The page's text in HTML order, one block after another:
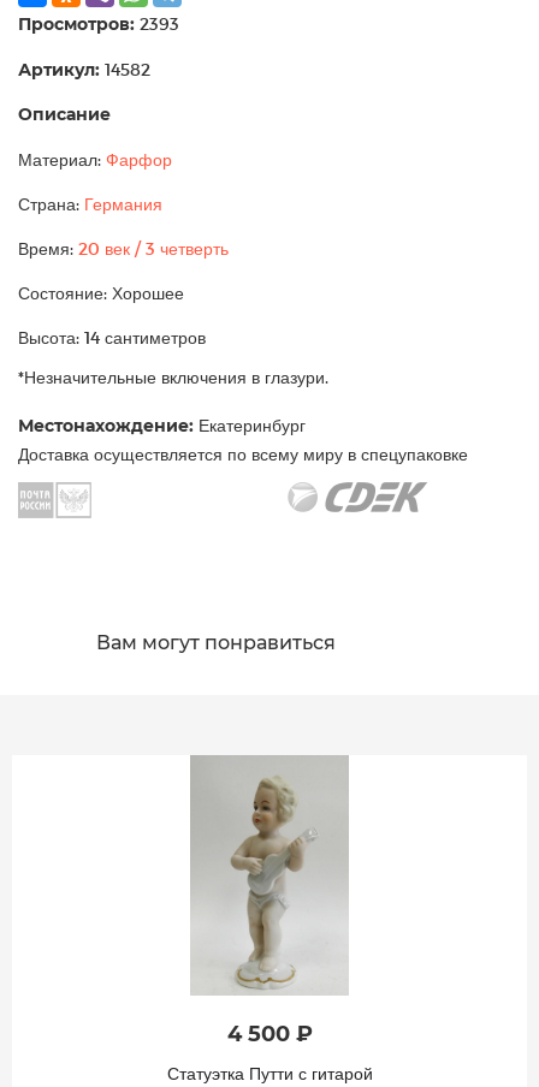
Просмотров: 2393
Артикул: 14582
Описание
Материал: Фарфор
Страна: Германия
Время: 20 век / 3 четверть
Состояние: Хорошее
Высота: 14 сантиметров
*Незначительные включения в глазури.
Местонахождение: Екатеринбург
Доставка осуществляется по всему миру в спецупаковке
Вам могут понравиться
4 500 ₽
Статуэтка Путти с гитарой